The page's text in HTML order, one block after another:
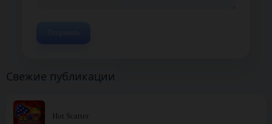
Свежие публикации
Hot Scatter